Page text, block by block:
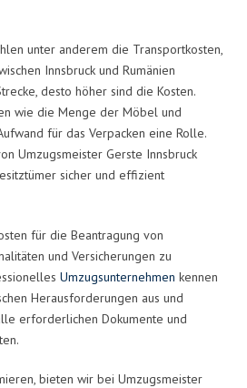
unter anderem die Transportkosten,
Innsbruck und Rumänien
desto höher sind die Kosten.
wie die Menge der Möbel und
für das Verpacken eine Rolle.
Umzugsmeister Gerste Innsbruck
sicher und effizient
für die Beantragung von
und Versicherungen zu
Umzugsunternehmen kennen
Herausforderungen aus und
erforderlichen Dokumente und
bieten wir bei Umzugsmeister